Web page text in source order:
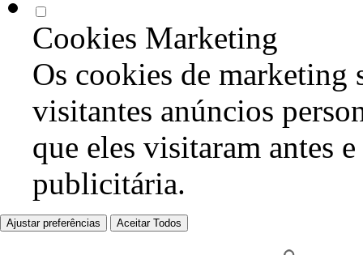
Cookies Marketing
Os cookies de marketing
visitantes anúncios
que eles visitaram antes
publicitária.
Ajustar preferências Aceitar Todos